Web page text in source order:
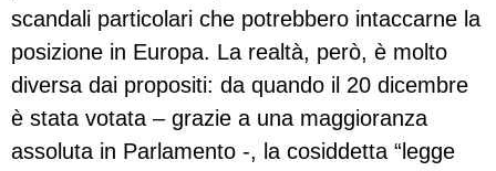
scandali particolari che potrebbero intaccarne la
posizione in Europa. La realtà, però, è molto
diversa dai propositi: da quando il 20 dicembre
è stata votata – grazie a una maggioranza
assoluta in Parlamento -, la cosiddetta “legge